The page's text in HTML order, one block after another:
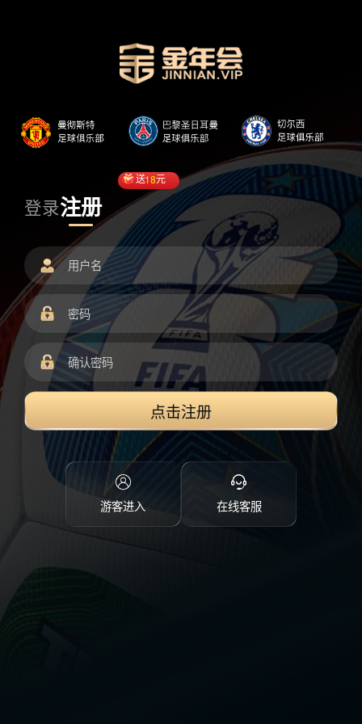
登录注册
送18元
点击注册
游客进入 在线客服